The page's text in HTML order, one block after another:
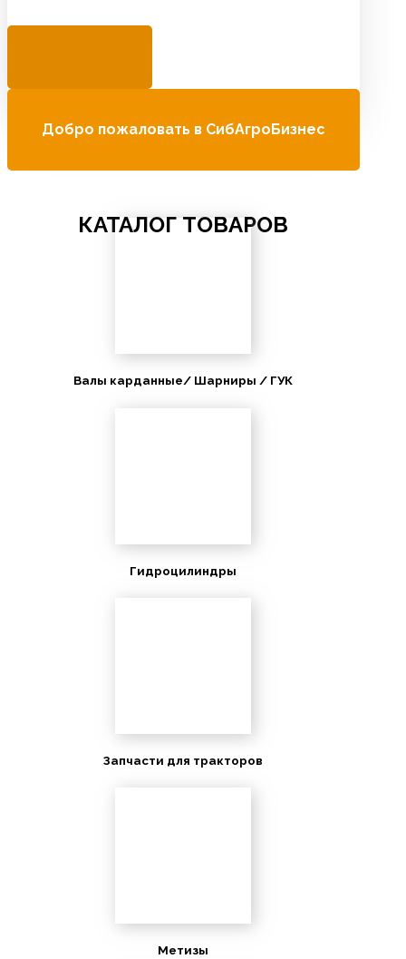
Добро пожаловать в СибАгроБизнес
КАТАЛОГ ТОВАРОВ
Валы карданные/ Шарниры / ГУК
Гидроцилиндры
Запчасти для тракторов
Метизы